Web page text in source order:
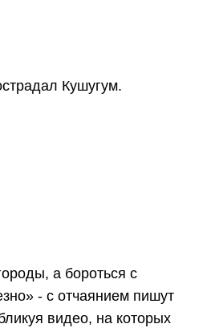
Кушугум.
а бороться с
- с отчаянием пишут
видео, на которых